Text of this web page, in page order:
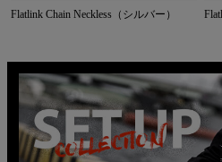
Flatlink Chain Neckless（シルバー）